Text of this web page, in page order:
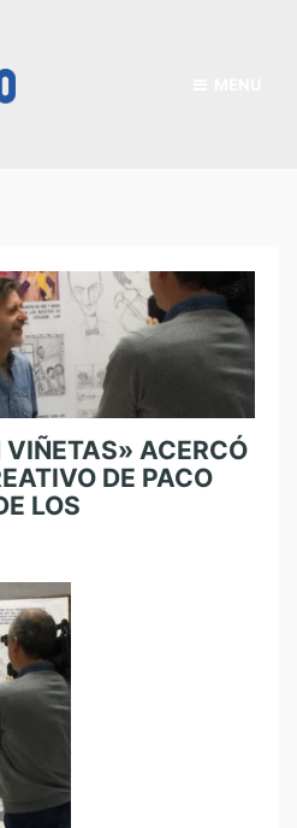
ACERCÓ
DE PACO
LOS